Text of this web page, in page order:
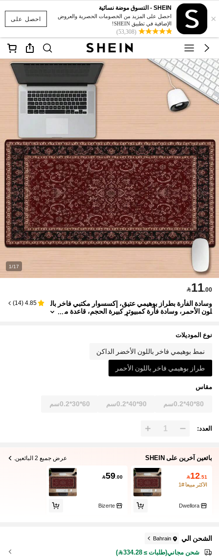
احصل على ×
SHEIN - التسوق موضة نسائية
احصل على المزيد من الخصومات الحصرية والعروض
الإضافية في تطبيق SHEIN!
(53,308)
1/17
11.00
وسادة الفأرة بطراز بوهيمي عتيق، إكسسوار مكتبي فاخر بال
لون الأحمر، وسادة فأرة كمبيوتر كبيرة الحجم، قاعدة م
ة، لوازم مكتبية، إكسسوارات مكتبية، حصيرة مكتب، وسادة
4.85
(
14
)
نوع الموديلات
نمط بوهيمي فاخر باللون الأخضر الداكن
طراز بوهيمي فاخر باللون الأحمر
مقاس
80*40*0.2سم 90*40*0.2سم 60*30*0.2سم
العدد:
بائعين آخرين على SHEIN عرض جميع 2 البائعين.
12 .51
الأكثر مبيعاً #1
Dwellora
59 .00
Bizerte
الشحن الي Bahrain
شحن مجاني(طلبات ≥ 334.28)